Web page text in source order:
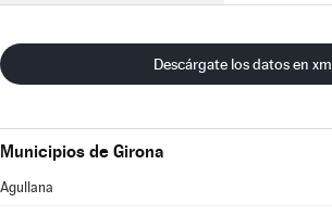
Descárgate los datos en
Municipios de Girona
Agullana